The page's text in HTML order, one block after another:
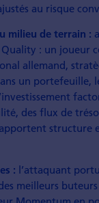
au risque
milieu de terrain :
: un joueur
allemand,
un portefeuille,
des flux de
structure
: l’attaquant
meilleurs